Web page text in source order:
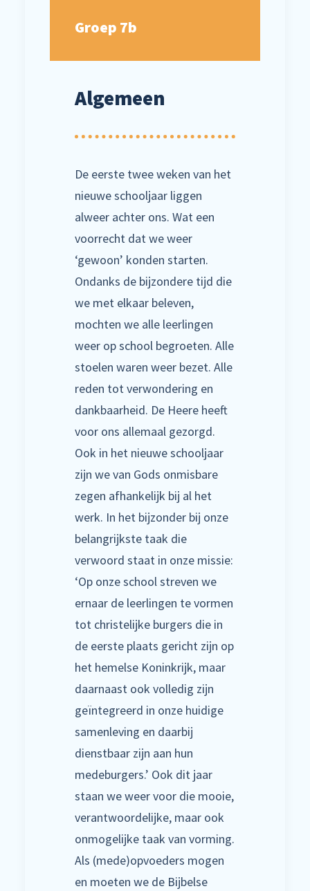
Groep 7b
Algemeen
De eerste twee weken van het
nieuwe schooljaar liggen
alweer achter ons. Wat een
voorrecht dat we weer
‘gewoon’ konden starten.
Ondanks de bijzondere tijd die
we met elkaar beleven,
mochten we alle leerlingen
weer op school begroeten. Alle
stoelen waren weer bezet. Alle
reden tot verwondering en
dankbaarheid. De Heere heeft
voor ons allemaal gezorgd.
Ook in het nieuwe schooljaar
zijn we van Gods onmisbare
zegen afhankelijk bij al het
werk. In het bijzonder bij onze
belangrijkste taak die
verwoord staat in onze missie:
‘Op onze school streven we
ernaar de leerlingen te vormen
tot christelijke burgers die in
de eerste plaats gericht zijn op
het hemelse Koninkrijk, maar
daarnaast ook volledig zijn
geïntegreerd in onze huidige
samenleving en daarbij
dienstbaar zijn aan hun
medeburgers.’ Ook dit jaar
staan we weer voor die mooie,
verantwoordelijke, maar ook
onmogelijke taak van vorming.
Als (mede)opvoeders mogen
en moeten we de Bijbelse